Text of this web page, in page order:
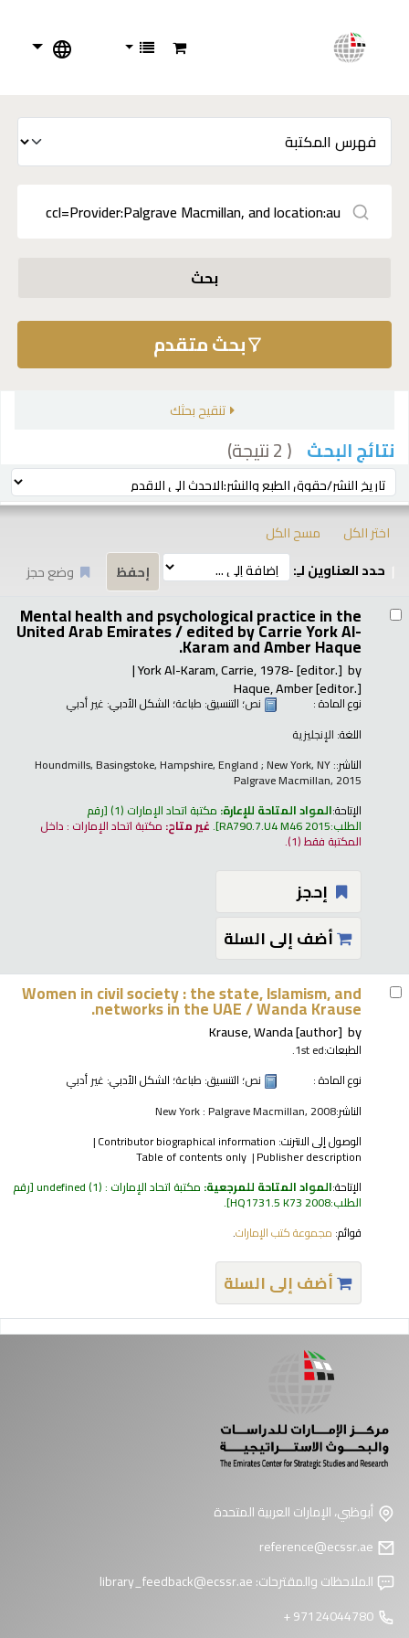
بحث
بحث متقدم
تنقيح بحثك
نتائج البحث ( 2 نتيجة)
ترتيب بواسطة:
اختر الكل
مسح الكل
حدد العناوين لـِ:
وضع حجز
Mental health and psychological practice in the
United Arab Emirates /edited by Carrie York Al-
Karam and Amber Haque.
by
York Al-Karam, Carrie, 1978-[editor.]
Haque, Amber[editor.]
نوع المادة : نص؛ التنسيق: طباعة؛ الشكل الأدبي: غير أدبي
اللغة: الإنجليزية
الناشر:Houndmills, Basingstoke, Hampshire, England ; New York, NY :
Palgrave Macmillan, 2015
الإتاحة:المواد المتاحة للإعارة: مكتبة اتحاد الإمارات (1) رقم
الطلب:RA790.7.U4 M46 2015
.غير متاح: مكتبة اتحاد الإمارات : داخل
المكتبة فقط(1).
إحجز
أضف إلى السلة
Women in civil society : the state, Islamism, and
networks in the UAE /Wanda Krause.
by
Krause, Wanda[author]
الطبعات:1st ed.
نوع المادة :
نص؛ التنسيق: طباعة؛ الشكل الأدبي: غير أدبي
الناشر:New York : Palgrave Macmillan, 2008
الوصول إلى الانترنت: Contributor biographical information
Publisher description
Table of contents only
الإتاحة:المواد المتاحة للمرجعية: مكتبة اتحاد الإمارات : undefined(1) رقم
الطلب:HQ1731.5 K73 2008
.
قوائم: مجموعة كتب الإمارات.
أضف إلى السلة
أبوظبي، الإمارات العربية المتحدة
الملاحظات والمقترحات:library_feedback@ecssr.ae